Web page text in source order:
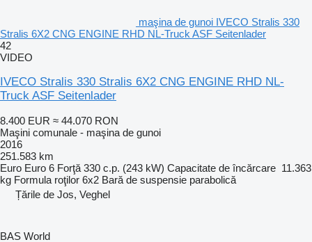
maşina de gunoi IVECO Stralis 330
Stralis 6X2 CNG ENGINE RHD NL-Truck ASF Seitenlader
42
VIDEO
IVECO Stralis 330 Stralis 6X2 CNG ENGINE RHD NL-
Truck ASF Seitenlader
8.400 EUR ≈ 44.070 RON
Maşini comunale - maşina de gunoi
2016
251.583 km
Euro Euro 6 Forţă 330 c.p. (243 kW) Capacitate de încărcare 11.363
kg Formula roţilor 6x2 Bară de suspensie parabolică
Țările de Jos, Veghel
BAS World